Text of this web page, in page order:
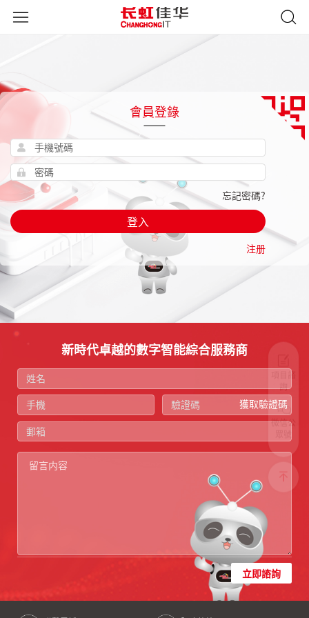
會員登錄
忘記密碼?
登入
注册
詢
微信公
新時代卓越的數字智能綜合服務商
獲取驗證碼
立即諮詢